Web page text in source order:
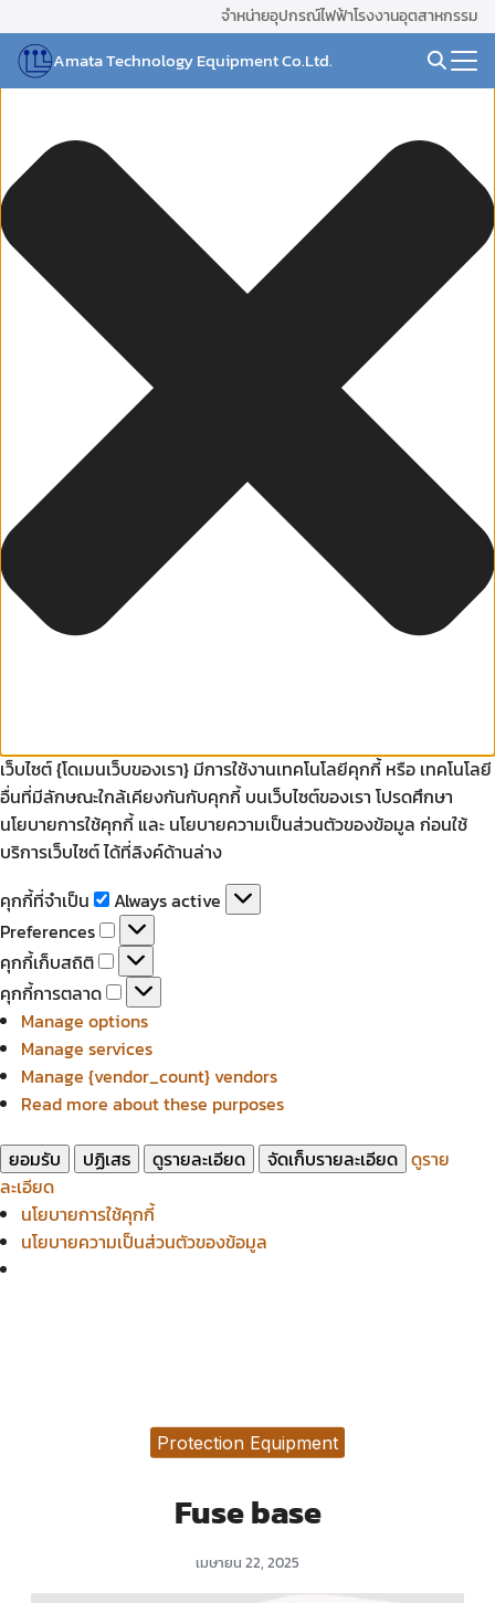
จัดการ การอนุญาตใช้งาน Cookies
เว็บไซต์ {โดเมนเว็บของเรา} มีการใช้งานเทคโนโลยีคุกกี้ หรือ เทคโนโลยี
อื่นที่มีลักษณะใกล้เคียงกันกับคุกกี้ บนเว็บไซต์ของเรา โปรดศึกษา
นโยบายการใช้คุกกี้ และ นโยบายความเป็นส่วนตัวของข้อมูล ก่อนใช้
บริการเว็บไซต์ ได้ที่ลิงค์ด้านล่าง
คุกกี้ที่จำเป็น
คุกกี้
ที่
จำเป็น
Always active
Preferences
Preferences
คุกกี้เก็บสถิติ
คุกกี้
เก็บ
สถิติ
คุกกี้การตลาด
คุกกี้
การ
ตลาด
Manage options
Manage services
Manage {vendor_count} vendors
Read more about these purposes
ยอมรับ ปฏิเสธ ดูรายละเอียด จัดเก็บรายละเอียด ดูราย
ละเอียด
นโยบายการใช้คุกกี้
นโยบายความเป็นส่วนตัวของข้อมูล
to
content
จำหน่ายอุปกรณ์ไฟฟ้าโรงงานอุตสาหกรรม
Amata Technology Equipment Co.Ltd.
Search
for:
Protection Equipment
Fuse base
เมษายน 22, 2025